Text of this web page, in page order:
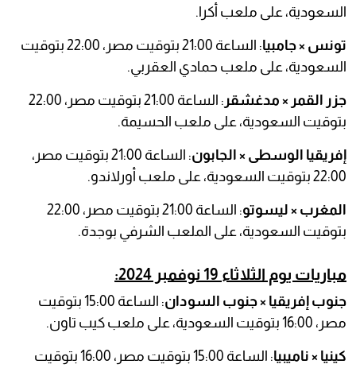
السعودية، على ملعب أكرا.
تونس × جامبيا
: الساعة 21:00 بتوقيت مصر، 22:00 بتوقيت
السعودية، على ملعب حمادي العقربي.
جزر القمر × مدغشقر
: الساعة 21:00 بتوقيت مصر، 22:00
بتوقيت السعودية، على ملعب الحسيمة.
إفريقيا الوسطى × الجابون
: الساعة 21:00 بتوقيت مصر،
22:00 بتوقيت السعودية، على ملعب أورلاندو.
المغرب × ليسوتو
: الساعة 21:00 بتوقيت مصر، 22:00
بتوقيت السعودية، على الملعب الشرفي بوجدة.
مباريات يوم الثلاثاء 19 نوفمبر 2024:
جنوب إفريقيا × جنوب السودان
: الساعة 15:00 بتوقيت
مصر، 16:00 بتوقيت السعودية، على ملعب كيب تاون.
كينيا × ناميبيا : الساعة 15:00 بتوقيت مصر، 16:00 بتوقيت